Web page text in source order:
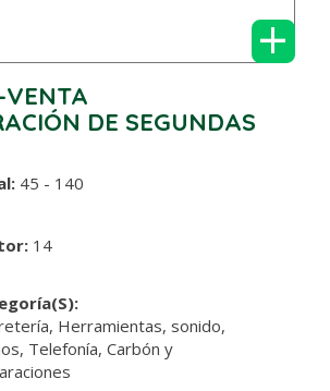
+
VENTA
DE SEGUNDAS
45 - 140
14
Herramientas, sonido,
Telefonía, Carbón y